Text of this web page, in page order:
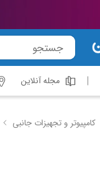
مجله آنلاین
کامپیوتر و تجهیزات جانبی